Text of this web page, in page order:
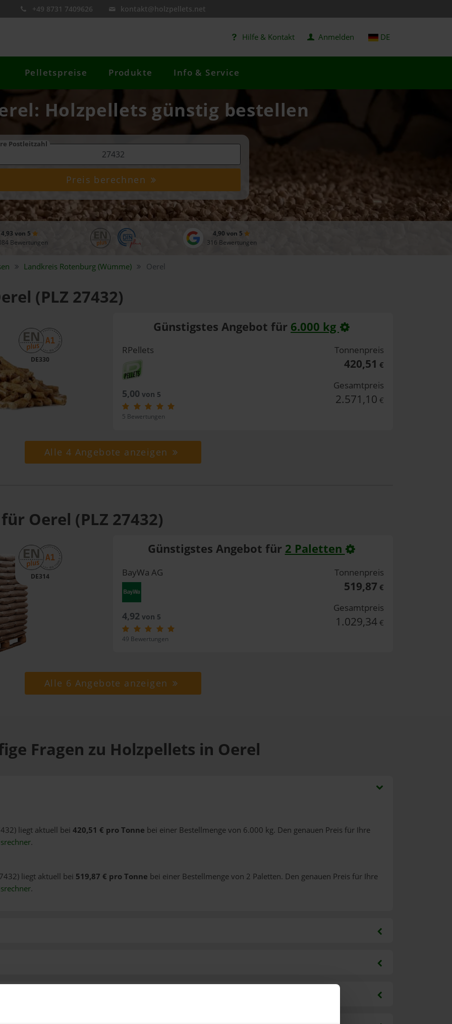
+49 8731 7409626 kontakt@holzpellets.net
Hilfe & Kontakt Anmelden DE
Pelletspreise Produkte Info & Service
Holzpellets günstig bestellen
Postleitzahl
Preis berechnen
4,93 von 5
Bewertungen
4,90 von 5
316 Bewertungen
Landkreis Rotenburg (Wümme) Oerel
(PLZ 27432)
DE330
Günstigstes Angebot für 6.000 kg
RPellets
5,00 von 5
5 Bewertungen
Tonnenpreis
420,51 €
Gesamtpreis
2.571,10 €
Alle 4 Angebote anzeigen
Oerel (PLZ 27432)
DE314
Günstigstes Angebot für 2 Paletten
BayWa AG
4,92von 5
49 Bewertungen
Tonnenpreis
519,87 €
Gesamtpreis
1.029,34 €
Alle 6 Angebote anzeigen
Fragen zu Holzpellets in Oerel
liegt aktuell bei 420,51 € pro Tonne bei einer Bestellmenge von 6.000 kg. Den genauen Preis für Ihre
.
liegt aktuell bei 519,87 € pro Tonne bei einer Bestellmenge von 2 Paletten. Den genauen Preis für Ihre
.